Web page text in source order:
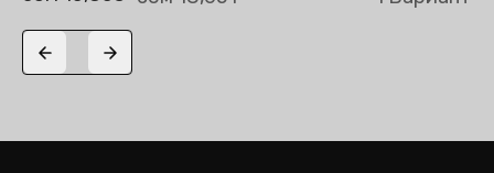
Previous slide
Next slide